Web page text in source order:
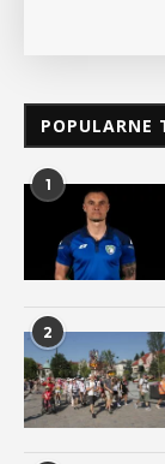
POPULARNE
1
2